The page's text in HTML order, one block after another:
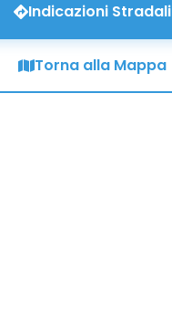
Indicazioni Stradali
Torna alla Mappa